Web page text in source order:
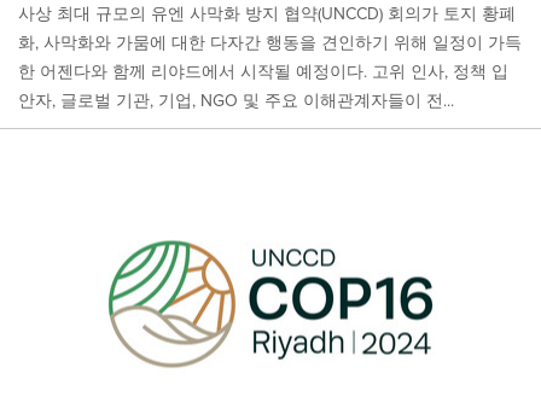
사상 최대 규모의 유엔 사막화 방지 협약(UNCCD) 회의가 토지 황폐
화, 사막화와 가뭄에 대한 다자간 행동을 견인하기 위해 일정이 가득
한 어젠다와 함께 리야드에서 시작될 예정이다. 고위 인사, 정책 입
안자, 글로벌 기관, 기업, NGO 및 주요 이해관계자들이 전...